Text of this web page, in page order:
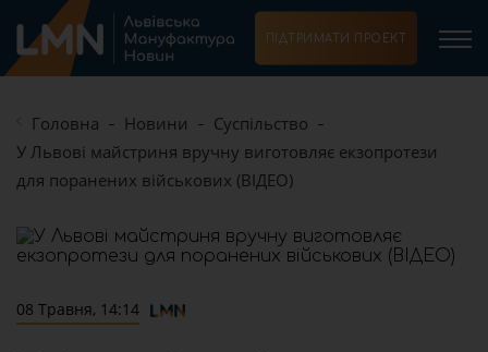
ПІДТРИМАТИ ПРОЕКТ
Головна Новини
Суспільство
У Львові майстриня вручну виготовляє екзопротези
для поранених військових (ВІДЕО)
08 Травня, 14:14